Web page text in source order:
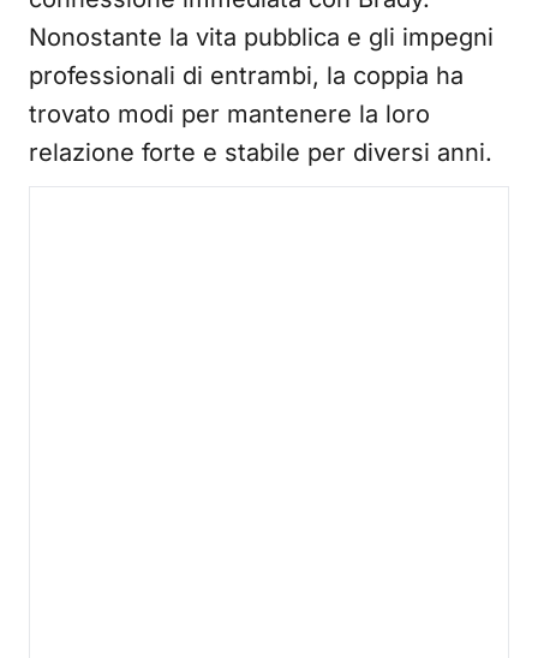
Nonostante la vita pubblica e gli impegni
professionali di entrambi, la coppia ha
trovato modi per mantenere la loro
relazione forte e stabile per diversi anni.